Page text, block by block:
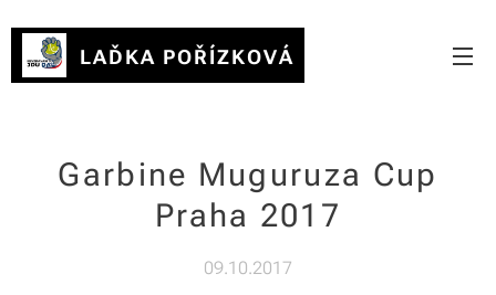
LAĎKA POŘÍZKOVÁ
Garbine Muguruza Cup
Praha 2017
09.10.2017